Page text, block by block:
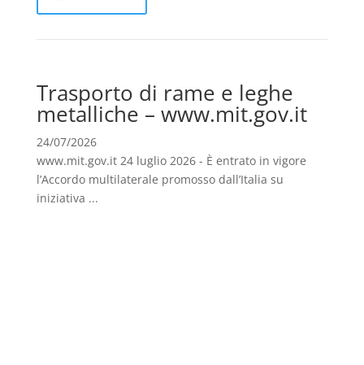
Trasporto di rame e leghe
metalliche – www.mit.gov.it
24/07/2026
www.mit.gov.it 24 luglio 2026 - È entrato in vigore
l’Accordo multilaterale promosso dall’Italia su
iniziativa ...